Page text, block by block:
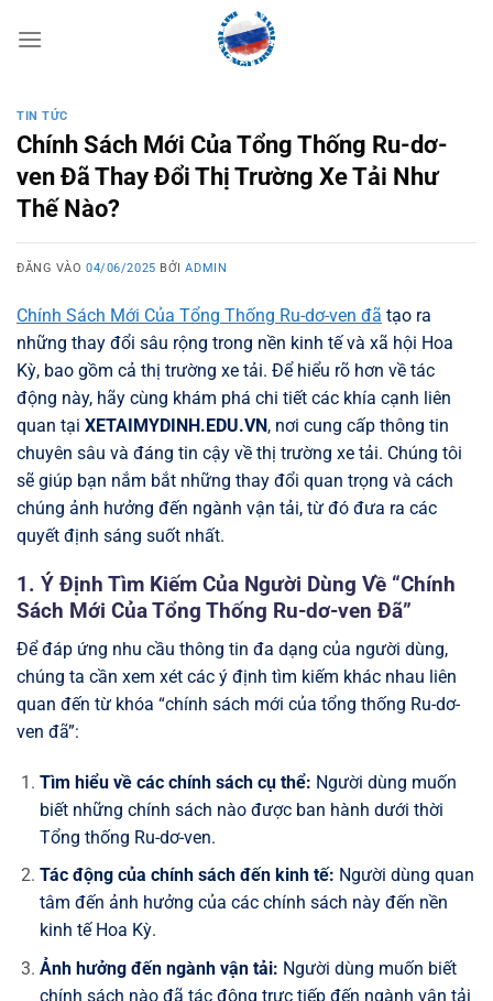
qua
TIN TỨC
Chính Sách Mới Của Tổng Thống Ru-dơ-
ven Đã Thay Đổi Thị Trường Xe Tải Như
Thế Nào?
ĐĂNG VÀO04/06/2025 BỞIADMIN
Chính Sách Mới Của Tổng Thống Ru-dơ-ven đã tạo ra
những thay đổi sâu rộng trong nền kinh tế và xã hội Hoa
Kỳ, bao gồm cả thị trường xe tải. Để hiểu rõ hơn về tác
động này, hãy cùng khám phá chi tiết các khía cạnh liên
quan tại XETAIMYDINH.EDU.VN, nơi cung cấp thông tin
chuyên sâu và đáng tin cậy về thị trường xe tải. Chúng tôi
sẽ giúp bạn nắm bắt những thay đổi quan trọng và cách
chúng ảnh hưởng đến ngành vận tải, từ đó đưa ra các
quyết định sáng suốt nhất.
1. Ý Định Tìm Kiếm Của Người Dùng Về “Chính
Sách Mới Của Tổng Thống Ru-dơ-ven Đã”
Để đáp ứng nhu cầu thông tin đa dạng của người dùng,
chúng ta cần xem xét các ý định tìm kiếm khác nhau liên
quan đến từ khóa “chính sách mới của tổng thống Ru-dơ-
ven đã”:
Tìm hiểu về các chính sách cụ thể: Người dùng muốn
biết những chính sách nào được ban hành dưới thời
Tổng thống Ru-dơ-ven.
Tác động của chính sách đến kinh tế: Người dùng quan
tâm đến ảnh hưởng của các chính sách này đến nền
kinh tế Hoa Kỳ.
Ảnh hưởng đến ngành vận tải: Người dùng muốn biết
chính sách nào đã tác động trực tiếp đến ngành vận tải